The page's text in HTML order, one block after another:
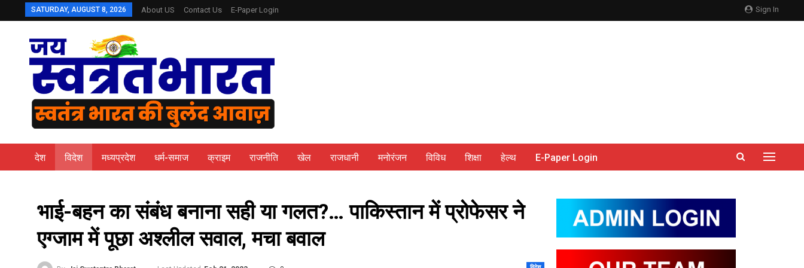
Sign In
SATURDAY, AUGUST 8, 2026 About US Contact Us E-Paper Login
देश विदेश मध्यप्रदेश धर्म-समाज क्राइम राजनीति खेल राजधानी मनोरंजन विविध शिक्षा हेल्थ E-Paper Login
भाई-बहन का संबंध बनाना सही या गलत?… पाकिस्तान में प्रोफेसर ने
एग्जाम में पूछा अश्लील सवाल, मचा बवाल